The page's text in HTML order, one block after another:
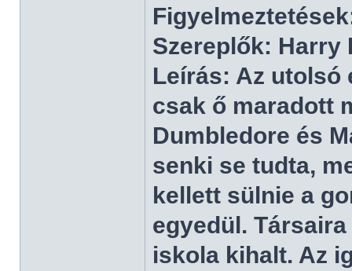
Szereplők: Harry
Leírás: Az utolsó
csak ő maradott
Dumbledore és
senki se tudta,
kellett sülnie a
egyedül.
iskola kihalt. Az